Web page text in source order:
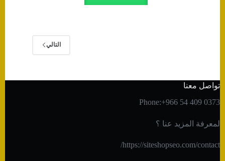
التالي
تواصل معنا
Phone:+966 54 409 0373
لمعرفة المزيد عنا ؟
https://siteshopseo.com/contact/